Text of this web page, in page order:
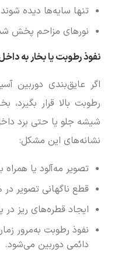
تنها سایه‌ها دیده شوند
نورهای مزاحم پخش
نفوذ رطوبت یا بخار به
اگر عایق‌بندی دوربین
رطوبت بالا قرار
شیشه جلو یا حتی برد
نشانه‌های این مشکل:
تصویر مه‌آلود یا همراه
قطع ناگهانی تصویر در
ایجاد قطره‌های ریز
نفوذ رطوبت به‌مرور
دائمی دوربین می‌شود.